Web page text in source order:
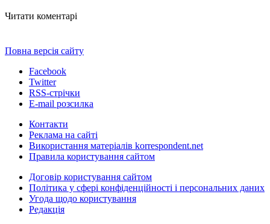
Читати коментарі
Повна версія сайту
Facebook
Twitter
RSS-стрічки
E-mail розсилка
Контакти
Реклама на сайті
Використання матеріалів korrespondent.net
Правила користування сайтом
Договір користування сайтом
Політика у сфері конфіденційності і персональних даних
Угода щодо користування
Редакція